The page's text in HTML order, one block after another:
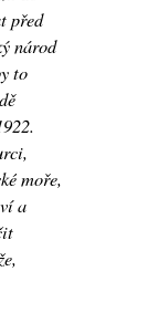
před
národ
to
moře,
a